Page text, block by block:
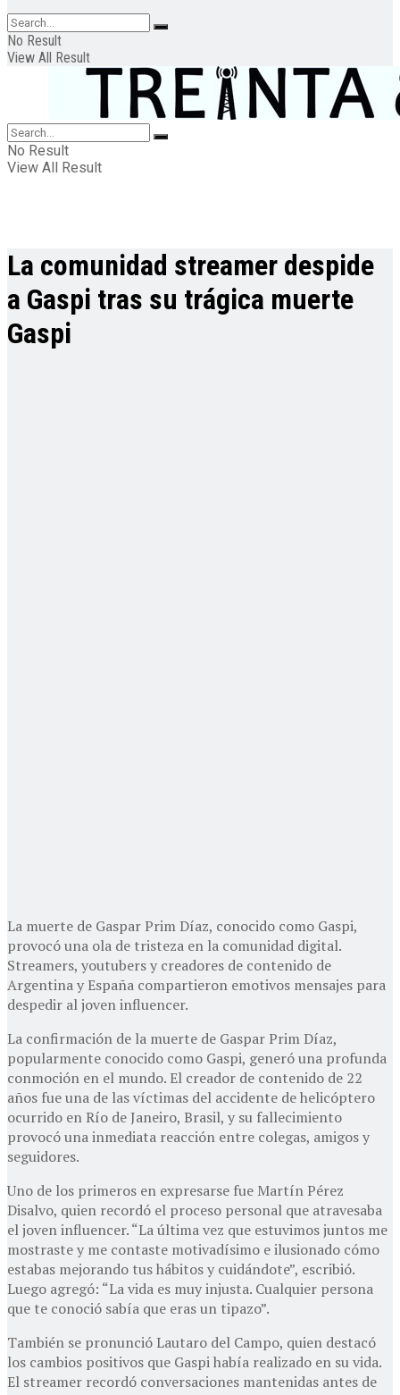
No Result
View All Result
No Result
View All Result
La comunidad streamer despide
a Gaspi tras su trágica muerte
Gaspi
La muerte de Gaspar Prim Díaz, conocido como Gaspi,
provocó una ola de tristeza en la comunidad digital.
Streamers, youtubers y creadores de contenido de
Argentina y España compartieron emotivos mensajes para
despedir al joven influencer.
La confirmación de la muerte de Gaspar Prim Díaz,
popularmente conocido como Gaspi, generó una profunda
conmoción en el mundo. El creador de contenido de 22
años fue una de las víctimas del accidente de helicóptero
ocurrido en Río de Janeiro, Brasil, y su fallecimiento
provocó una inmediata reacción entre colegas, amigos y
seguidores.
Uno de los primeros en expresarse fue Martín Pérez
Disalvo, quien recordó el proceso personal que atravesaba
el joven influencer. “La última vez que estuvimos juntos me
mostraste y me contaste motivadísimo e ilusionado cómo
estabas mejorando tus hábitos y cuidándote”, escribió.
Luego agregó: “La vida es muy injusta. Cualquier persona
que te conoció sabía que eras un tipazo”.
También se pronunció Lautaro del Campo, quien destacó
los cambios positivos que Gaspi había realizado en su vida.
El streamer recordó conversaciones mantenidas antes de